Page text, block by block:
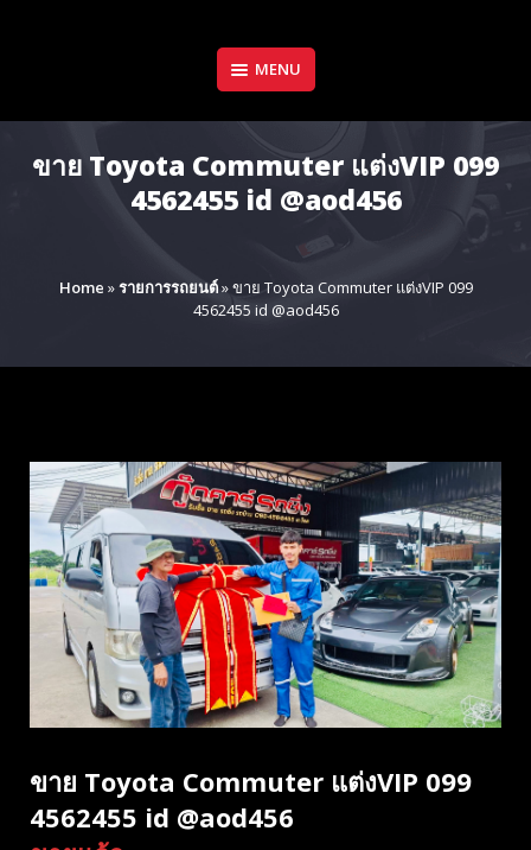
MENU
ขาย Toyota Commuter แต่งVIP 099
4562455 id @aod456
Home »รายการรถยนต์»ขาย Toyota Commuter แต่งVIP 099
4562455 id @aod456
ขาย Toyota Commuter แต่งVIP 099
4562455 id @aod456